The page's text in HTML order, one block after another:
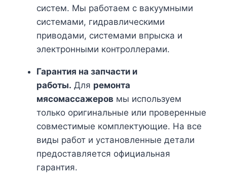
систем. Мы работаем с вакуумными
системами, гидравлическими
приводами, системами впрыска и
электронными контроллерами.
Гарантия на запчасти и
работы. Для ремонта
мясомассажеров мы используем
только оригинальные или проверенные
совместимые комплектующие. На все
виды работ и установленные детали
предоставляется официальная
гарантия.